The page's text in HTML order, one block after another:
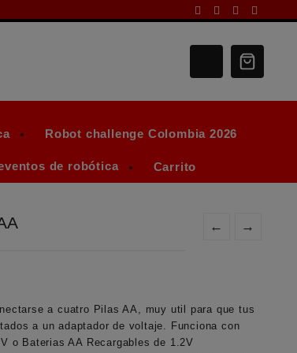
Robot challenge Colombia 2026
de robótica Carrito
← →
a cuatro Pilas AA, muy util para que tus
a un adaptador de voltaje. Funciona con
o Baterias AA Recargables de 1.2V